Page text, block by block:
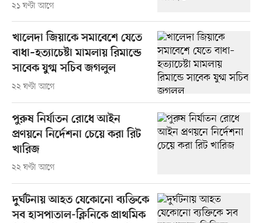
২১ ঘণ্টা আগে
খালেদা জিয়াকে সমাবেশে যেতে
বাধা–হত্যাচেষ্টা মামলায় রিমান্ডে
সাবেক যুগ্ম সচিব জগলুল
২২ ঘণ্টা আগে
পুরুষ নির্যাতন রোধে আইন
প্রণয়নে নির্দেশনা চেয়ে করা রিট
খারিজ
২২ ঘণ্টা আগে
দুর্ঘটনায় আহত যেকোনো ব্যক্তিকে
সব হাসপাতাল-ক্লিনিকে প্রাথমিক